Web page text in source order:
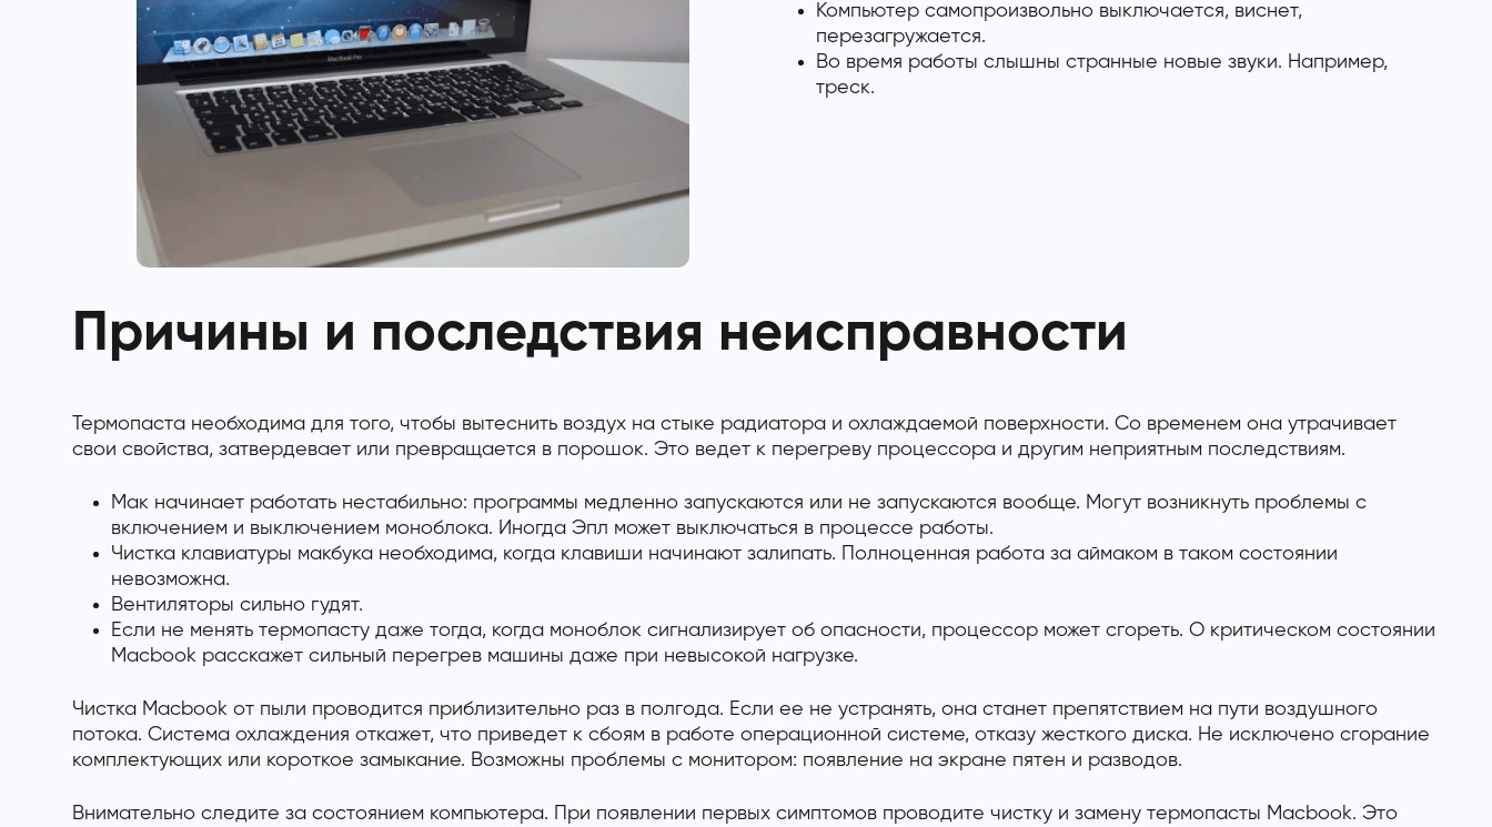
Компьютер самопроизвольно выключается, виснет,
перезагружается.
Во время работы слышны странные новые звуки. Например,
треск.
Причины и последствия неисправности
Термопаста необходима для того, чтобы вытеснить воздух на стыке радиатора и охлаждаемой поверхности. Со временем она утрачивает
свои свойства, затвердевает или превращается в порошок. Это ведет к перегреву процессора и другим неприятным последствиям.
Мак начинает работать нестабильно: программы медленно запускаются или не запускаются вообще. Могут возникнуть проблемы с
включением и выключением моноблока. Иногда Эпл может выключаться в процессе работы.
Чистка клавиатуры макбука необходима, когда клавиши начинают залипать. Полноценная работа за аймаком в таком состоянии
невозможна.
Вентиляторы сильно гудят.
Если не менять термопасту даже тогда, когда моноблок сигнализирует об опасности, процессор может сгореть. О критическом состоянии
Macbook расскажет сильный перегрев машины даже при невысокой нагрузке.
Чистка Macbook от пыли проводится приблизительно раз в полгода. Если ее не устранять, она станет препятствием на пути воздушного
потока. Система охлаждения откажет, что приведет к сбоям в работе операционной системе, отказу жесткого диска. Не исключено сгорание
комплектующих или короткое замыкание. Возможны проблемы с монитором: появление на экране пятен и разводов.
Внимательно следите за состоянием компьютера. При появлении первых симптомов проводите чистку и замену термопасты Macbook. Это